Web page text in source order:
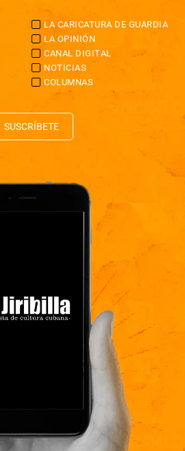
LA CARICATURA DE GUARDIA
LA OPINIÓN
CANAL DIGITAL
NOTICIAS
COLUMNAS
SUSCRÍBETE